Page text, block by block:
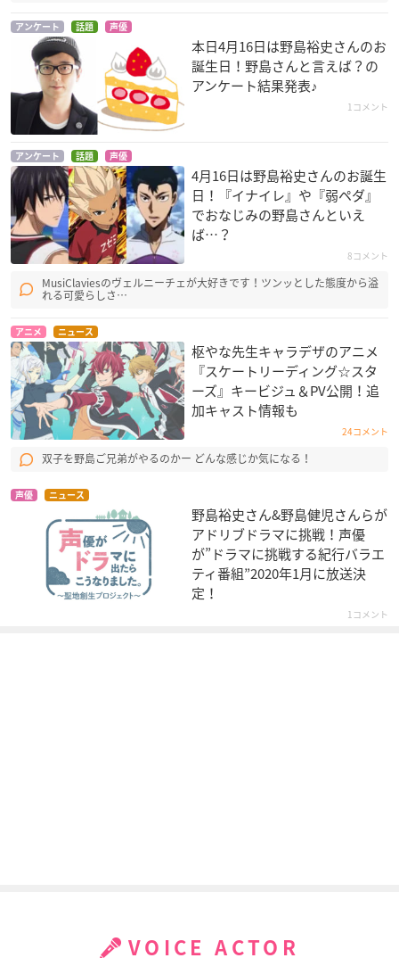
アンケート 話題 声優
本日4月16日は野島裕史さんのお
誕生日！野島さんと言えば？の
アンケート結果発表♪
1コメント
アンケート 話題 声優
4月16日は野島裕史さんのお誕生
日！『イナイレ』や『弱ペダ』
でおなじみの野島さんといえ
ば…？
8コメント
MusiClaviesのヴェルニーチェが大好きです！ツンッとした態度から溢
れる可愛らしさ…
アニメ ニュース
枢やな先生キャラデザのアニメ
『スケートリーディング☆スタ
ーズ』キービジュ＆PV公開！追
加キャスト情報も
24コメント
双子を野島ご兄弟がやるのかー どんな感じか気になる！
声優 ニュース
野島裕史さん&野島健児さんらが
アドリブドラマに挑戦！声優
が”ドラマに挑戦する紀行バラエ
ティ番組”2020年1月に放送決
定！
1コメント
VOICE ACTOR